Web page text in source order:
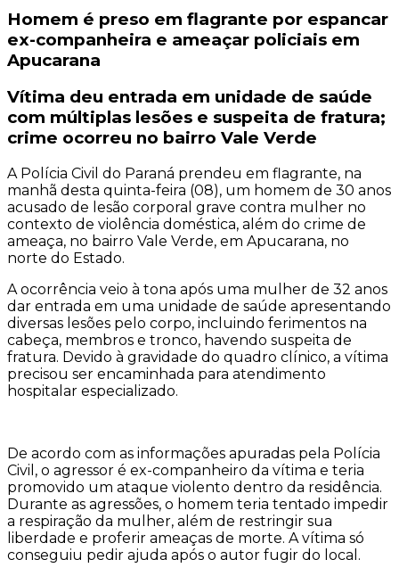
Homem é preso em flagrante por espancar
ex-companheira e ameaçar policiais em
Apucarana
Vítima deu entrada em unidade de saúde
com múltiplas lesões e suspeita de fratura;
crime ocorreu no bairro Vale Verde
A Polícia Civil do Paraná prendeu em flagrante, na
manhã desta quinta-feira (08), um homem de 30 anos
acusado de lesão corporal grave contra mulher no
contexto de violência doméstica, além do crime de
ameaça, no bairro Vale Verde, em Apucarana, no
norte do Estado.
A ocorrência veio à tona após uma mulher de 32 anos
dar entrada em uma unidade de saúde apresentando
diversas lesões pelo corpo, incluindo ferimentos na
cabeça, membros e tronco, havendo suspeita de
fratura. Devido à gravidade do quadro clínico, a vítima
precisou ser encaminhada para atendimento
hospitalar especializado.
De acordo com as informações apuradas pela Polícia
Civil, o agressor é ex-companheiro da vítima e teria
promovido um ataque violento dentro da residência.
Durante as agressões, o homem teria tentado impedir
a respiração da mulher, além de restringir sua
liberdade e proferir ameaças de morte. A vítima só
conseguiu pedir ajuda após o autor fugir do local.